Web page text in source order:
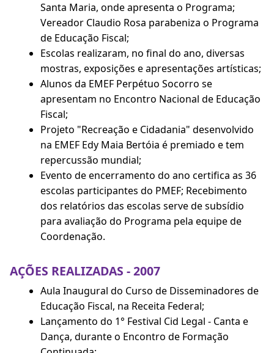
Santa Maria, onde apresenta o Programa;
Vereador Claudio Rosa parabeniza o Programa
de Educação Fiscal;
Escolas realizaram, no final do ano, diversas
mostras, exposições e apresentações artísticas;
Alunos da EMEF Perpétuo Socorro se
apresentam no Encontro Nacional de Educação
Fiscal;
Projeto "Recreação e Cidadania" desenvolvido
na EMEF Edy Maia Bertóia é premiado e tem
repercussão mundial;
Evento de encerramento do ano certifica as 36
escolas participantes do PMEF; Recebimento
dos relatórios das escolas serve de subsídio
para avaliação do Programa pela equipe de
Coordenação.
AÇÕES REALIZADAS - 2007
Aula Inaugural do Curso de Disseminadores de
Educação Fiscal, na Receita Federal;
Lançamento do 1° Festival Cid Legal - Canta e
Dança, durante o Encontro de Formação